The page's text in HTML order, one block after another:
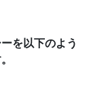
を以下のよう